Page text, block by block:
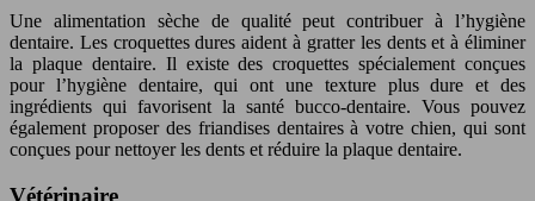
Une alimentation sèche de qualité peut contribuer à l’hygiène
dentaire. Les croquettes dures aident à gratter les dents et à éliminer
la plaque dentaire. Il existe des croquettes spécialement conçues
pour l’hygiène dentaire, qui ont une texture plus dure et des
ingrédients qui favorisent la santé bucco-dentaire. Vous pouvez
également proposer des friandises dentaires à votre chien, qui sont
conçues pour nettoyer les dents et réduire la plaque dentaire.
Vétérinaire